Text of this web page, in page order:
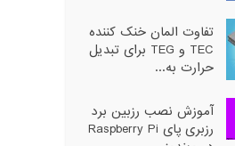
تفاوت المان خنک کننده
TEC و TEG برای تبدیل
حرارت به...
آموزش نصب رزبین برد
رزبری پای Raspberry Pi